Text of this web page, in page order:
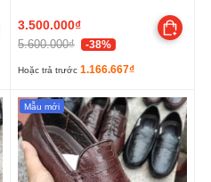
3.500.000₫
5.600.000₫ -38%
Hoặc trả trước 1.166.667₫
Mẫu mới